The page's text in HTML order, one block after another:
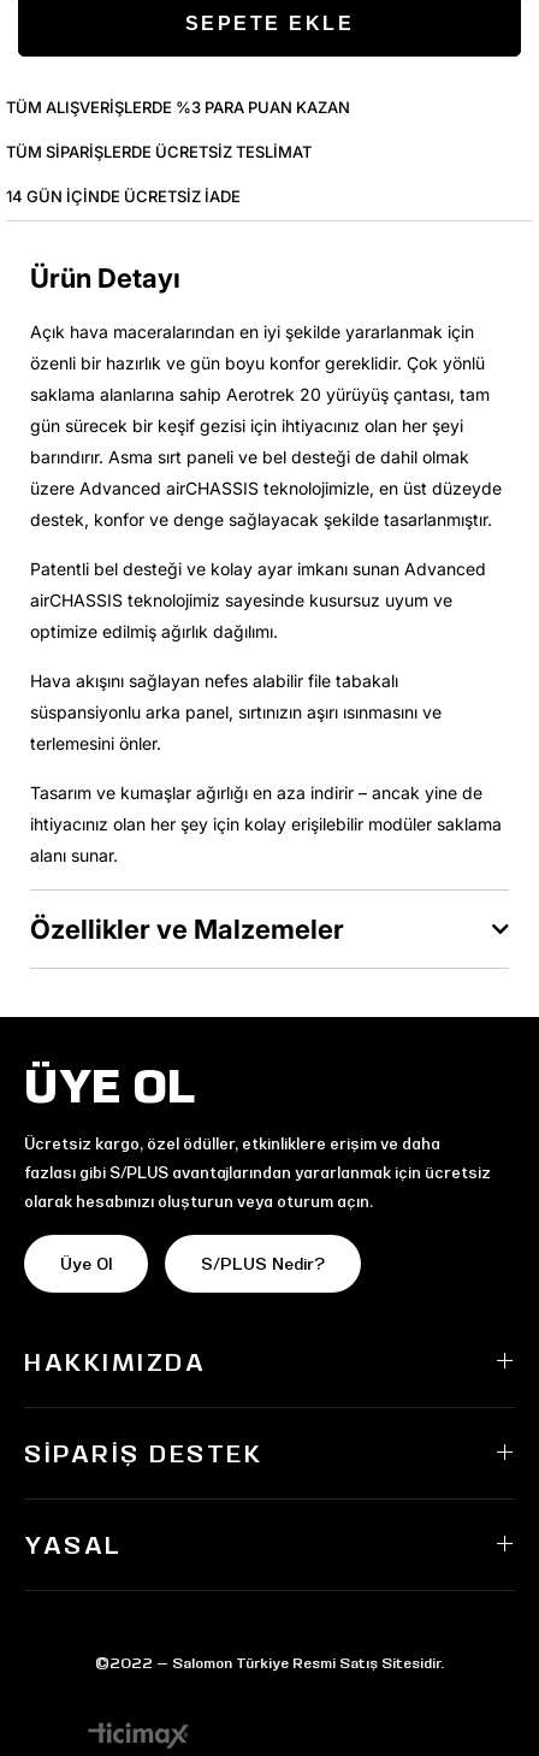
TÜM ALIŞVERIŞLERDE %3 PARA PUAN KAZAN
TÜM SIPARIŞLERDE ÜCRETSIZ TESLIMAT
14 GÜN IÇINDE ÜCRETSIZ IADE
Ürün Detayı
Açık hava maceralarından en iyi şekilde yararlanmak için
özenli bir hazırlık ve gün boyu konfor gereklidir. Çok yönlü
saklama alanlarına sahip Aerotrek 20 yürüyüş çantası, tam
gün sürecek bir keşif gezisi için ihtiyacınız olan her şeyi
barındırır. Asma sırt paneli ve bel desteği de dahil olmak
üzere Advanced airCHASSIS teknolojimizle, en üst düzeyde
destek, konfor ve denge sağlayacak şekilde tasarlanmıştır.
Patentli bel desteği ve kolay ayar imkanı sunan Advanced
airCHASSIS teknolojimiz sayesinde kusursuz uyum ve
optimize edilmiş ağırlık dağılımı.
Hava akışını sağlayan nefes alabilir file tabakalı
süspansiyonlu arka panel, sırtınızın aşırı ısınmasını ve
terlemesini önler.
Tasarım ve kumaşlar ağırlığı en aza indirir – ancak yine de
ihtiyacınız olan her şey için kolay erişilebilir modüler saklama
alanı sunar.
Özellikler ve Malzemeler
ÜYE OL
Ücretsiz kargo, özel ödüller, etkinliklere erişim ve daha
fazlası gibi S/PLUS avantajlarından yararlanmak için ücretsiz
olarak hesabınızı oluşturun veya oturum açın.
Üye Ol S/PLUS Nedir?
HAKKIMIZDA
SIPARIŞ DESTEK
YASAL
©2022 — Salomon Türkiye Resmi Satış Sitesidir.